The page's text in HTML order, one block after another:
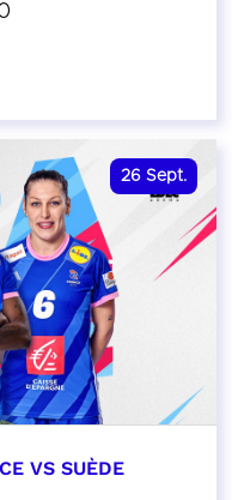
26 Sept.
VS SUÈDE